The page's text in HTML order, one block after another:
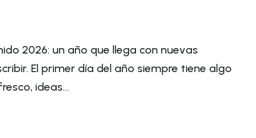
2026: un año que llega con nuevas
El primer día del año siempre tiene algo
ideas...